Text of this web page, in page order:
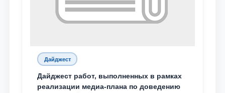
Дайджест
Дайджест работ, выполненных в рамках
реализации медиа-плана по доведению